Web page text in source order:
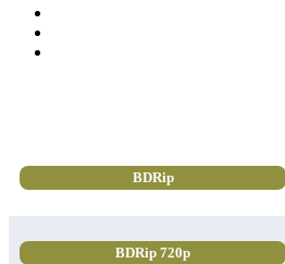
BDRip
BDRip 720p